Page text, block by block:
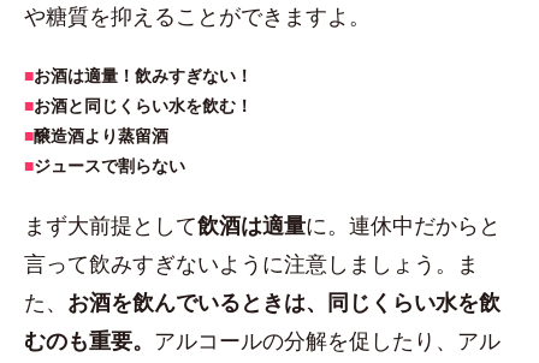
や糖質を抑えることができますよ。
■お酒は適量！飲みすぎない！
■お酒と同じくらい水を飲む！
■醸造酒より蒸留酒
■ジュースで割らない
まず大前提として飲酒は適量に。連休中だからと
言って飲みすぎないように注意しましょう。ま
た、 お酒を飲んでいるときは、同じくらい水を飲
むのも重要。 アルコールの分解を促したり、アル